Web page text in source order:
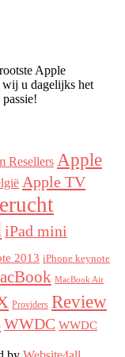
Apple
wij u dagelijks het
Resellers Apple
Apple TV
iPad mini
2013 iPhone keynote
MacBook Air
Providers Review
WWDC WWDC